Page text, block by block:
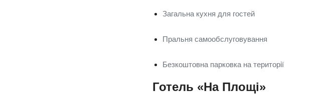
Загальна кухня для гостей
Пральня самообслуговування
Безкоштовна парковка на території
Готель «На Площі»